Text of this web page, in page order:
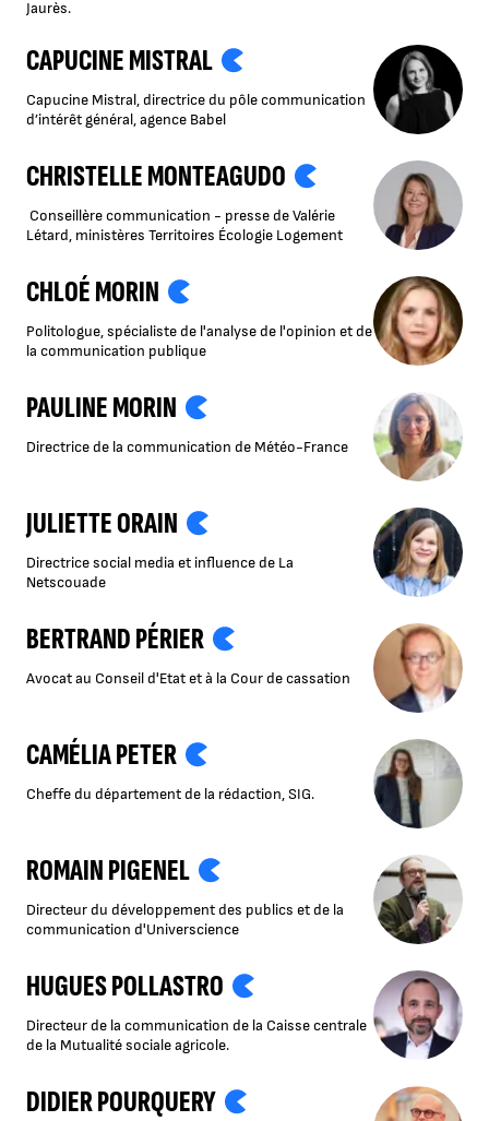
Jaurès.
CAPUCINE MISTRAL
Capucine Mistral, directrice du pôle communication
d’intérêt général, agence Babel
CHRISTELLE MONTEAGUDO
Conseillère communication - presse de Valérie
Létard, ministères Territoires Écologie Logement
CHLOÉ MORIN
Politologue, spécialiste de l'analyse de l'opinion et de
la communication publique
PAULINE MORIN
Directrice de la communication de Météo-France
JULIETTE ORAIN
Directrice social media et influence de La
Netscouade
BERTRAND PÉRIER
Avocat au Conseil d'Etat et à la Cour de cassation
CAMÉLIA PETER
Cheffe du département de la rédaction, SIG.
ROMAIN PIGENEL
Directeur du développement des publics et de la
communication d'Universcience
HUGUES POLLASTRO
Directeur de la communication de la Caisse centrale
de la Mutualité sociale agricole.
DIDIER POURQUERY